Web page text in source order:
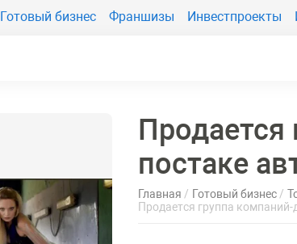
Готовый бизнес Франшизы Инвестпроекты
Продается
постаке
Главная Готовый бизнес
Продается группа